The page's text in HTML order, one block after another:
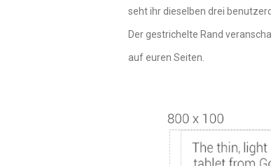
seht ihr dieselben drei
Der gestrichelte Rand
auf euren Seiten.